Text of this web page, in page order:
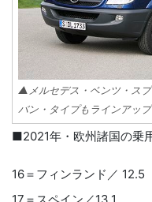
▲メルセデス・ベンツ・ス
バン・タイプもラインアッ
■2021年・欧州諸国の乗
16＝フィンランド／ 12.5